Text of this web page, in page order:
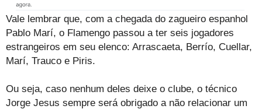
Vale lembrar que, com a chegada do zagueiro espanhol
Pablo Marí, o Flamengo passou a ter seis jogadores
estrangeiros em seu elenco: Arrascaeta, Berrío, Cuellar,
Marí, Trauco e Piris.
Ou seja, caso nenhum deles deixe o clube, o técnico
Jorge Jesus sempre será obrigado a não relacionar um